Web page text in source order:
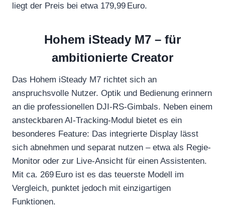
liegt der Preis bei etwa 179,99 Euro.
Hohem iSteady M7 – für
ambitionierte Creator
Das Hohem iSteady M7 richtet sich an
anspruchsvolle Nutzer. Optik und Bedienung erinnern
an die professionellen DJI-RS-Gimbals. Neben einem
ansteckbaren AI-Tracking-Modul bietet es ein
besonderes Feature: Das integrierte Display lässt
sich abnehmen und separat nutzen – etwa als Regie-
Monitor oder zur Live-Ansicht für einen Assistenten.
Mit ca. 269 Euro ist es das teuerste Modell im
Vergleich, punktet jedoch mit einzigartigen
Funktionen.